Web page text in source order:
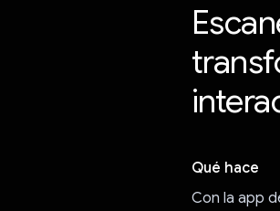
Qué hace
Con la app